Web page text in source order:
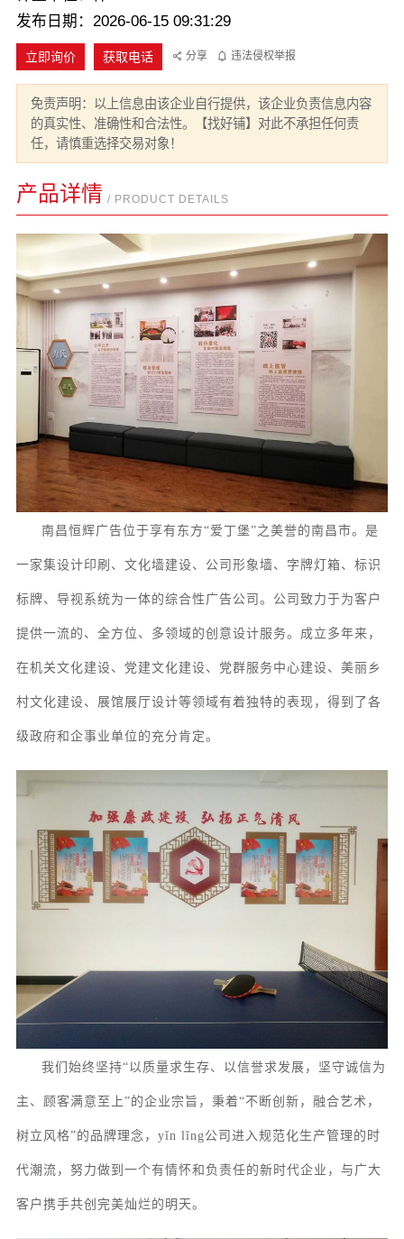
发布日期：2026-06-15 09:31:29
立即询价 获取电话 分享 违法侵权举报
免责声明：以上信息由该企业自行提供，该企业负责信息内容
的真实性、准确性和合法性。【找好铺】对此不承担任何责
任，请慎重选择交易对象！
产品详情 / PRODUCT DETAILS
南昌恒辉广告位于享有东方“爱丁堡”之美誉的南昌市。 是
一家集设计印刷、 文化墙建设、 公司形象墙、字牌灯箱、 标识
标牌、 导视系统为一体的综合性广告公司。 公司致力于为客户
提供一流的、全方位、多领域的创意设计服务。成立多年来，
在机关文化建设、党建文化建设、党群服务中心建设、美丽乡
村文化建设、展馆展厅设计等领域有着独特的表现，得到了各
级政府和企事业单位的充分肯定。
我们始终坚持“以质量求生存、以信誉求发展，坚守诚信为
主、顾客满意至上”的企业宗旨，秉着“不断创新，融合艺术，
树立风格”的品牌理念，yǐn lǐng公司进入规范化生产管理的时
代潮流，努力做到一个有情怀和负责任的新时代企业，与广大
客户携手共创完美灿烂的明天。